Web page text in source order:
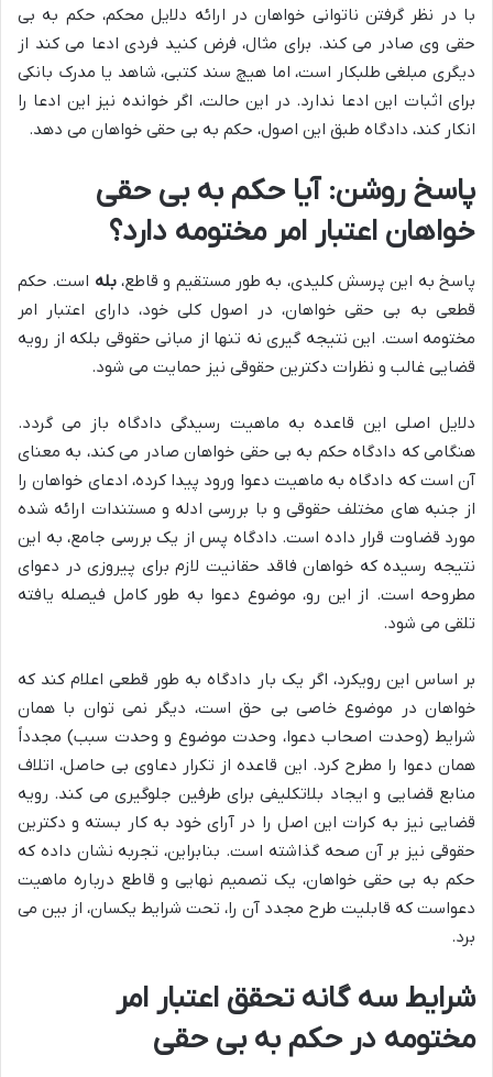
با در نظر گرفتن ناتوانی خواهان در ارائه دلایل محکم، حکم به بی
حقی وی صادر می کند. برای مثال، فرض کنید فردی ادعا می کند از
دیگری مبلغی طلبکار است، اما هیچ سند کتبی، شاهد یا مدرک بانکی
برای اثبات این ادعا ندارد. در این حالت، اگر خوانده نیز این ادعا را
انکار کند، دادگاه طبق این اصول، حکم به بی حقی خواهان می دهد.
پاسخ روشن: آیا حکم به بی حقی
خواهان اعتبار امر مختومه دارد؟
پاسخ به این پرسش کلیدی، به طور مستقیم و قاطع،بله است. حکم
قطعی به بی حقی خواهان، در اصول کلی خود، دارای اعتبار امر
مختومه است. این نتیجه گیری نه تنها از مبانی حقوقی بلکه از رویه
قضایی غالب و نظرات دکترین حقوقی نیز حمایت می شود.
دلایل اصلی این قاعده به ماهیت رسیدگی دادگاه باز می گردد.
هنگامی که دادگاه حکم به بی حقی خواهان صادر می کند، به معنای
آن است که دادگاه به ماهیت دعوا ورود پیدا کرده، ادعای خواهان را
از جنبه های مختلف حقوقی و با بررسی ادله و مستندات ارائه شده
مورد قضاوت قرار داده است. دادگاه پس از یک بررسی جامع، به این
نتیجه رسیده که خواهان فاقد حقانیت لازم برای پیروزی در دعوای
مطروحه است. از این رو، موضوع دعوا به طور کامل فیصله یافته
تلقی می شود.
بر اساس این رویکرد، اگر یک بار دادگاه به طور قطعی اعلام کند که
خواهان در موضوع خاصی بی حق است، دیگر نمی توان با همان
شرایط (وحدت اصحاب دعوا، وحدت موضوع و وحدت سبب) مجدداً
همان دعوا را مطرح کرد. این قاعده از تکرار دعاوی بی حاصل، اتلاف
منابع قضایی و ایجاد بلاتکلیفی برای طرفین جلوگیری می کند. رویه
قضایی نیز به کرات این اصل را در آرای خود به کار بسته و دکترین
حقوقی نیز بر آن صحه گذاشته است. بنابراین، تجربه نشان داده که
حکم به بی حقی خواهان، یک تصمیم نهایی و قاطع درباره ماهیت
دعواست که قابلیت طرح مجدد آن را، تحت شرایط یکسان، از بین می
برد.
شرایط سه گانه تحقق اعتبار امر
مختومه در حکم به بی حقی